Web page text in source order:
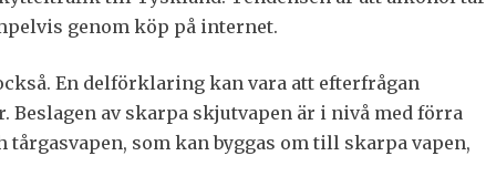
genom köp på internet.
En delförklaring kan vara att efterfrågan
av skarpa skjutvapen är i nivå med förra
tårgasvapen, som kan byggas om till skarpa vapen,